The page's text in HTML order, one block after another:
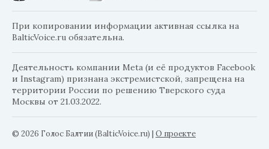
При копировании информации активная ссылка на
BalticVoice.ru обязательна.
Деятельность компании Meta (и её продуктов Facebook
и Instagram) признана экстремистской, запрещена на
территории России по решению Тверского суда
Москвы от 21.03.2022.
© 2026 Голос Балтии (BalticVoice.ru) | О проекте